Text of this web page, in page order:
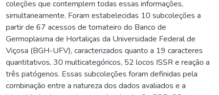
coleções que contemplem todas essas informações,
simultaneamente. Foram estabelecidas 10 subcoleções a
partir de 67 acessos de tomateiro do Banco de
Germoplasma de Hortaliças da Universidade Federal de
Viçosa (BGH-UFV), caracterizados quanto a 19 caracteres
quantitativos, 30 multicategóricos, 52 locos ISSR e reação a
três patógenos. Essas subcoleções foram definidas pela
combinação entre a natureza dos dados avaliados e a